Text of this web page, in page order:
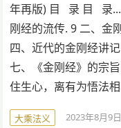
年再版) 目 录 目 录...
刚经的流传. 9 二、金
四、近代的金刚经讲
七、《金刚经》的宗
住生心，离有为悟法
大乘法义 2023年8月9日